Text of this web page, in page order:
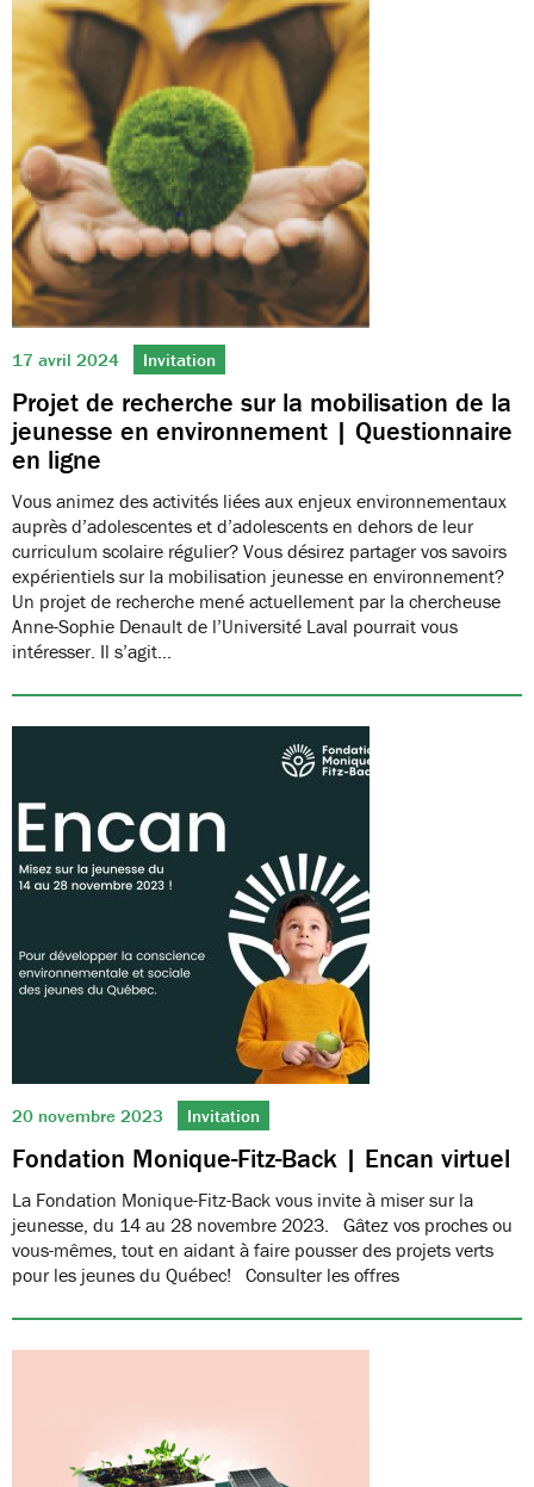
17 avril 2024 Invitation
Projet de recherche sur la mobilisation de la
jeunesse en environnement | Questionnaire
en ligne
Vous animez des activités liées aux enjeux environnementaux
auprès d’adolescentes et d’adolescents en dehors de leur
curriculum scolaire régulier? Vous désirez partager vos savoirs
expérientiels sur la mobilisation jeunesse en environnement?
Un projet de recherche mené actuellement par la chercheuse
Anne-Sophie Denault de l’Université Laval pourrait vous
intéresser. Il s’agit…
20 novembre 2023 Invitation
Fondation Monique-Fitz-Back | Encan virtuel
La Fondation Monique-Fitz-Back vous invite à miser sur la
jeunesse, du 14 au 28 novembre 2023. Gâtez vos proches ou
vous-mêmes, tout en aidant à faire pousser des projets verts
pour les jeunes du Québec! Consulter les offres